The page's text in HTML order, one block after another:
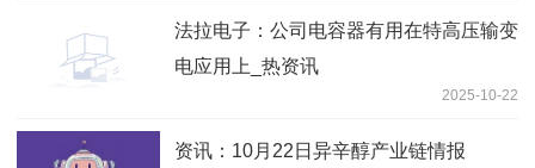
法拉电子：公司电容器有用在特高压输变
电应用上_热资讯
2025-10-22
资讯：10月22日异辛醇产业链情报